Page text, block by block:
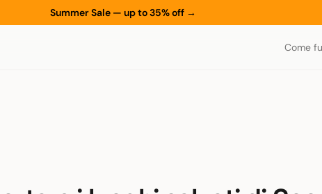
Summer Sale — up to 35% off →
Come